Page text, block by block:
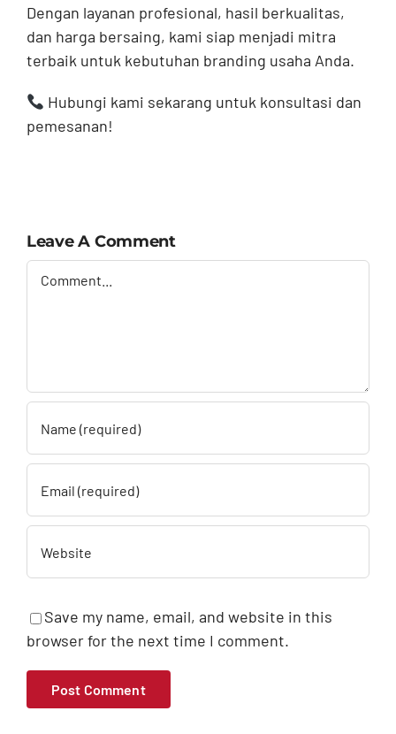
Dengan layanan profesional, hasil berkualitas,
dan harga bersaing, kami siap menjadi mitra
terbaik untuk kebutuhan branding usaha Anda.
Hubungi kami sekarang untuk konsultasi dan
pemesanan!
Leave A Comment
Save my name, email, and website in this
browser for the next time I comment.